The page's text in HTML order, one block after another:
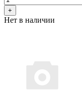
+
Нет в наличии